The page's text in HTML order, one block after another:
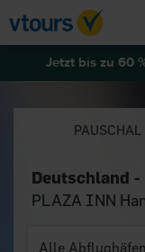
Jetzt bis zu 60
PAUSCHAL
Deutschland
PLAZA INN